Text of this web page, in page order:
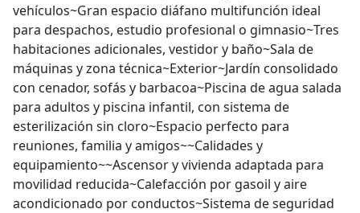
vehículos~Gran espacio diáfano multifunción ideal
para despachos, estudio profesional o gimnasio~Tres
habitaciones adicionales, vestidor y baño~Sala de
máquinas y zona técnica~Exterior~Jardín consolidado
con cenador, sofás y barbacoa~Piscina de agua salada
para adultos y piscina infantil, con sistema de
esterilización sin cloro~Espacio perfecto para
reuniones, familia y amigos~~Calidades y
equipamiento~~Ascensor y vivienda adaptada para
movilidad reducida~Calefacción por gasoil y aire
acondicionado por conductos~Sistema de seguridad